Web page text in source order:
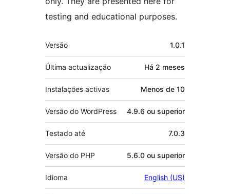
testing and educational purposes.
Metadados
Versão 1.0.1
Última actualização Há 2 meses
Instalações activas Menos de 10
Versão do WordPress 4.9.6 ou superior
Testado até 7.0.3
Versão do PHP 5.6.0 ou superior
Idioma English (US)